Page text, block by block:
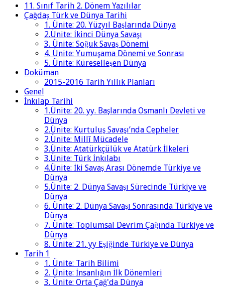
11. Sınıf Tarih 2. Dönem Yazılılar
Çağdaş Türk ve Dünya Tarihi
1. Ünite: 20. Yüzyıl Başlarında Dünya
2.Ünite: İkinci Dünya Savaşı
3. Ünite: Soğuk Savaş Dönemi
4. Ünite: Yumuşama Dönemi ve Sonrası
5. Ünite: Küreselleşen Dünya
Doküman
2015-2016 Tarih Yıllık Planları
Genel
İnkılap Tarihi
1.Ünite: 20. yy. Başlarında Osmanlı Devleti ve
Dünya
2.Ünite: Kurtuluş Savaşı’nda Cepheler
2.Ünite: Millî Mücadele
3.Ünite: Atatürkçülük ve Atatürk İlkeleri
3.Ünite: Türk İnkılabı
4.Ünite: İki Savaş Arası Dönemde Türkiye ve
Dünya
5.Ünite: 2. Dünya Savaşı Sürecinde Türkiye ve
Dünya
6. Ünite: 2. Dünya Savaşı Sonrasında Türkiye ve
Dünya
7. Ünite: Toplumsal Devrim Çağında Türkiye ve
Dünya
8. Ünite: 21. yy Eşiğinde Türkiye ve Dünya
Tarih 1
1. Ünite: Tarih Bilimi
2. Ünite: İnsanlığın İlk Dönemleri
3. Ünite: Orta Çağ'da Dünya